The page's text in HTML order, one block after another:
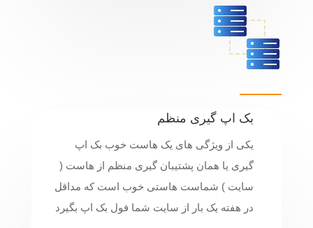
بک اپ گیری منظم
یکی از ویژگی های یک هاست خوب بک اپ
گیری یا همان پشتیبان گیری منظم از هاست (
سایت ) شماست هاستی خوب است که مداقل
در هفته یک بار از سایت شما فول بک اپ بگیرد